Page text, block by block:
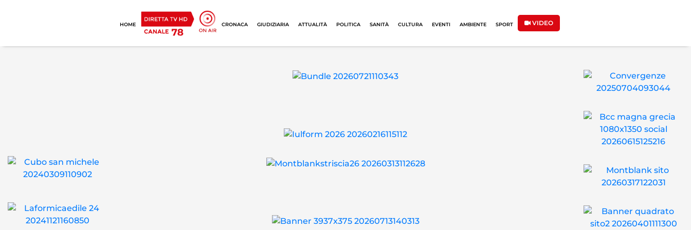
HOME CRONACA GIUDIZIARIA ATTUALITÀ POLITICA SANITÀ CULTURA EVENTI AMBIENTE SPORT VIDEO